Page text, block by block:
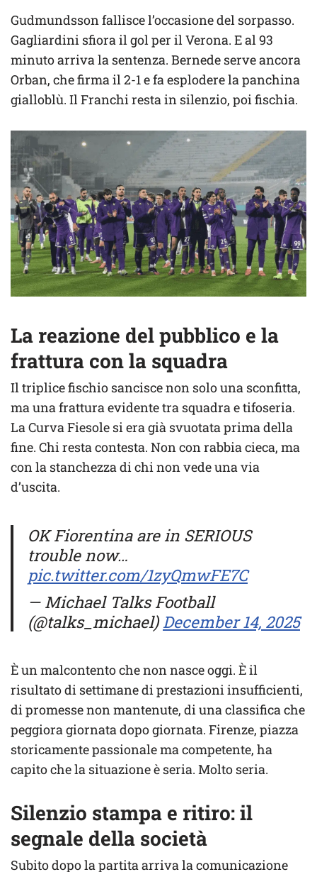
Gudmundsson fallisce l’occasione del sorpasso.
Gagliardini sfiora il gol per il Verona. E al 93
minuto arriva la sentenza. Bernede serve ancora
Orban, che firma il 2-1 e fa esplodere la panchina
gialloblù. Il Franchi resta in silenzio, poi fischia.
La reazione del pubblico e la
frattura con la squadra
Il triplice fischio sancisce non solo una sconfitta,
ma una frattura evidente tra squadra e tifoseria.
La Curva Fiesole si era già svuotata prima della
fine. Chi resta contesta. Non con rabbia cieca, ma
con la stanchezza di chi non vede una via
d’uscita.
OK Fiorentina are in SERIOUS
trouble now…
pic.twitter.com/1zyQmwFE7C
— Michael Talks Football
(@talks_michael)December 14, 2025
È un malcontento che non nasce oggi. È il
risultato di settimane di prestazioni insufficienti,
di promesse non mantenute, di una classifica che
peggiora giornata dopo giornata. Firenze, piazza
storicamente passionale ma competente, ha
capito che la situazione è seria. Molto seria.
Silenzio stampa e ritiro: il
segnale della società
Subito dopo la partita arriva la comunicazione